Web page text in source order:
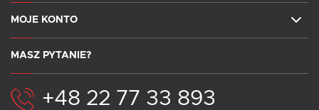
MOJE KONTO
MASZ PYTANIE?
+48 22 77 33 893